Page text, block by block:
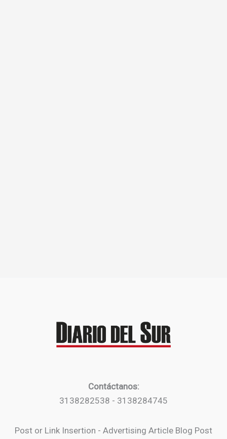
Contáctanos:
3138282538 - 3138284745
Post or Link Insertion - Advertising Article Blog Post